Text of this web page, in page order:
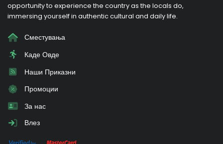
opportunity to experience the country as the locals do,
immersing yourself in authentic cultural and daily life.
Сместувања
Каде Овде
Наши Приказни
Промоции
За нас
Влез